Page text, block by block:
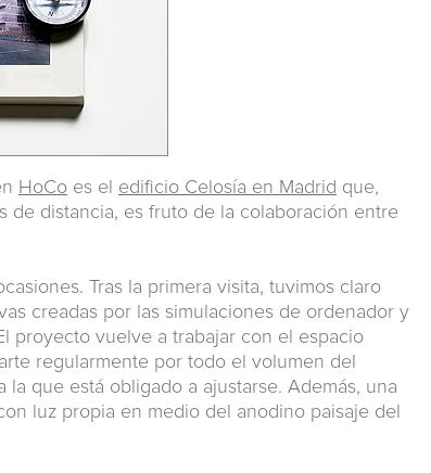
HoCo es el edificio Celosía en Madrid que,
de distancia, es fruto de la colaboración entre
Tras la primera visita, tuvimos claro
creadas por las simulaciones de ordenador y
proyecto vuelve a trabajar con el espacio
regularmente por todo el volumen del
que está obligado a ajustarse. Además, una
luz propia en medio del anodino paisaje del